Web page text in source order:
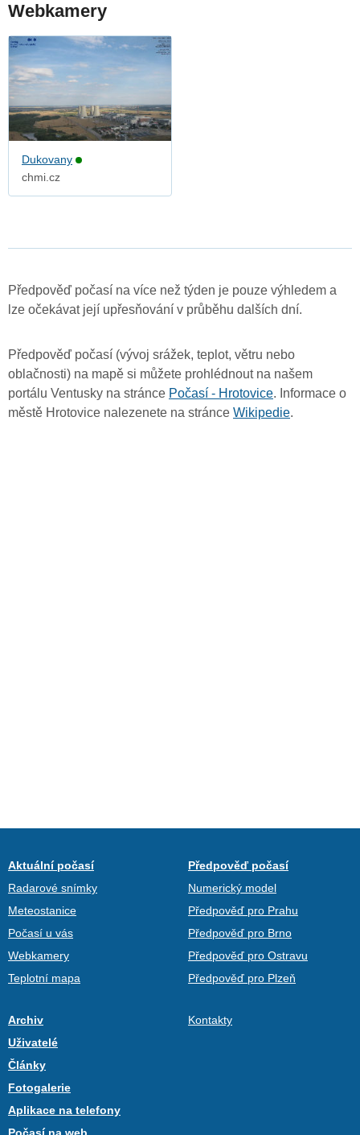
Webkamery
Dukovany
chmi.cz
Předpověď počasí na více než týden je pouze výhledem a
lze očekávat její upřesňování v průběhu dalších dní.
Předpověď počasí (vývoj srážek, teplot, větru nebo
oblačnosti) na mapě si můžete prohlédnout na našem
portálu Ventusky na stránce Počasí - Hrotovice. Informace o
městě Hrotovice nalezenete na stránce Wikipedie.
Aktuální počasí
Radarové snímky
Meteostanice
Počasí u vás
Webkamery
Teplotní mapa
Předpověď počasí
Numerický model
Předpověď pro Prahu
Předpověď pro Brno
Předpověď pro Ostravu
Předpověď pro Plzeň
Archiv
Uživatelé
Články
Fotogalerie
Aplikace na telefony
Kontakty